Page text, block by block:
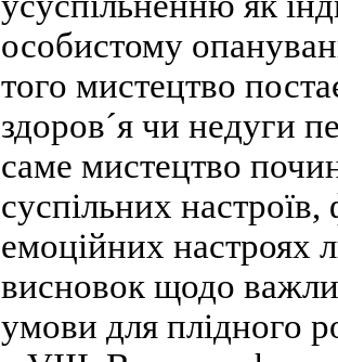
особистому
того мистецтво
здоров´я чи недуги
саме мистецтво
суспільних
емоційних настроях
висновок щодо
умови для плідного